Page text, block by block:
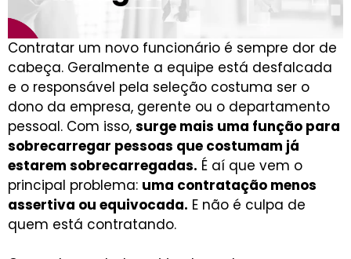
Contratar um novo funcionário é sempre dor de
cabeça. Geralmente a equipe está desfalcada
e o responsável pela seleção costuma ser o
dono da empresa, gerente ou o departamento
pessoal. Com isso, surge mais uma função para
sobrecarregar pessoas que costumam já
estarem sobrecarregadas. É aí que vem o
principal problema: uma contratação menos
assertiva ou equivocada. E não é culpa de
quem está contratando.